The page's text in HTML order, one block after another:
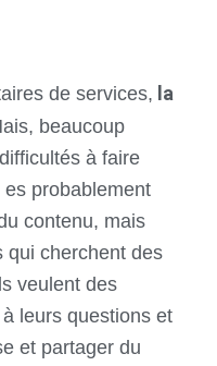
de services, la
beaucoup
à faire
probablement
contenu, mais
qui cherchent des
veulent des
leurs questions et
et partager du